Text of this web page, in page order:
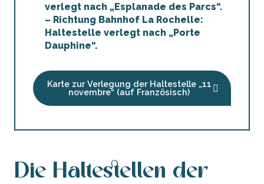
verlegt nach „Esplanade des Parcs“.
– Richtung Bahnhof La Rochelle:
Haltestelle verlegt nach „Porte
Dauphine“.
Karte zur Verlegung der Haltestelle „11
novembre“ (auf Französisch)
Die Haltestellen der